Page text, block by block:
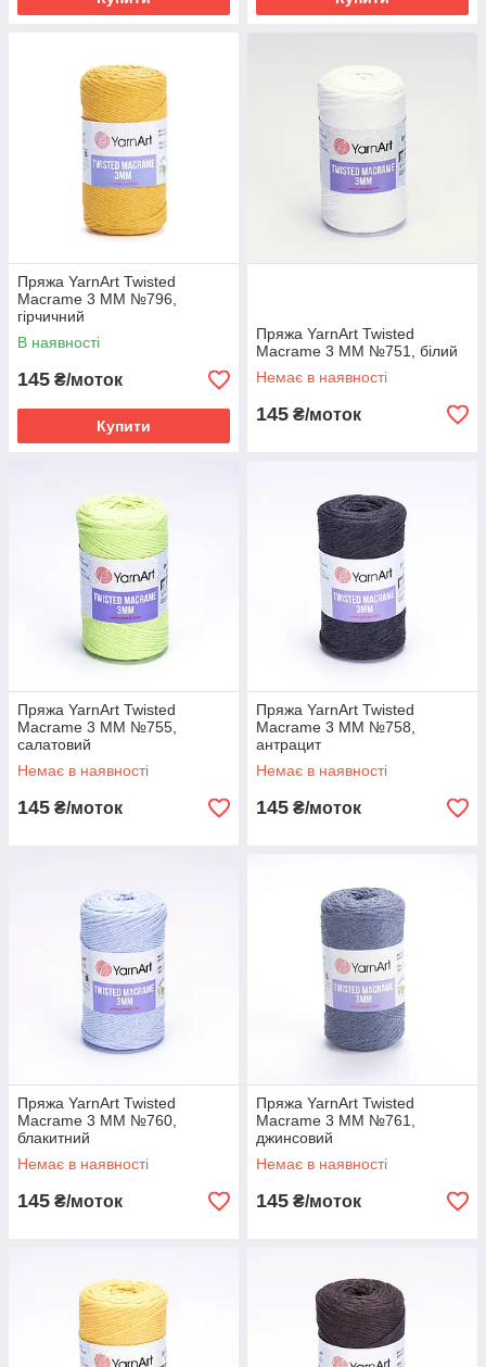
Пряжа YarnArt Twisted
Macrame 3 MM №796,
гірчичний
В наявності
145 ₴/моток
Купити
Пряжа YarnArt Twisted
Macrame 3 MM №751, білий
Немає в наявності
145 ₴/моток
Пряжа YarnArt Twisted
Macrame 3 MM №755,
салатовий
Немає в наявності
145 ₴/моток
Пряжа YarnArt Twisted
Macrame 3 MM №758,
антрацит
Немає в наявності
145 ₴/моток
Пряжа YarnArt Twisted
Macrame 3 MM №760,
блакитний
Немає в наявності
145 ₴/моток
Пряжа YarnArt Twisted
Macrame 3 MM №761,
джинсовий
Немає в наявності
145 ₴/моток